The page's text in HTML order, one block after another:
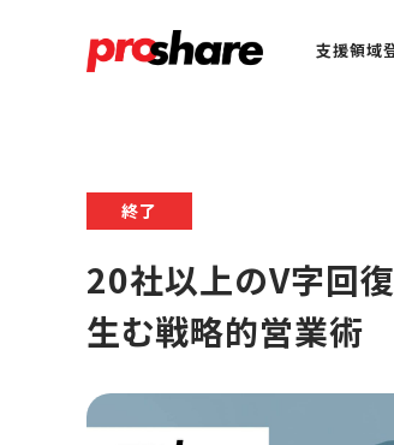
支援領域
終了
20社以上のV字回
生む戦略的営業術